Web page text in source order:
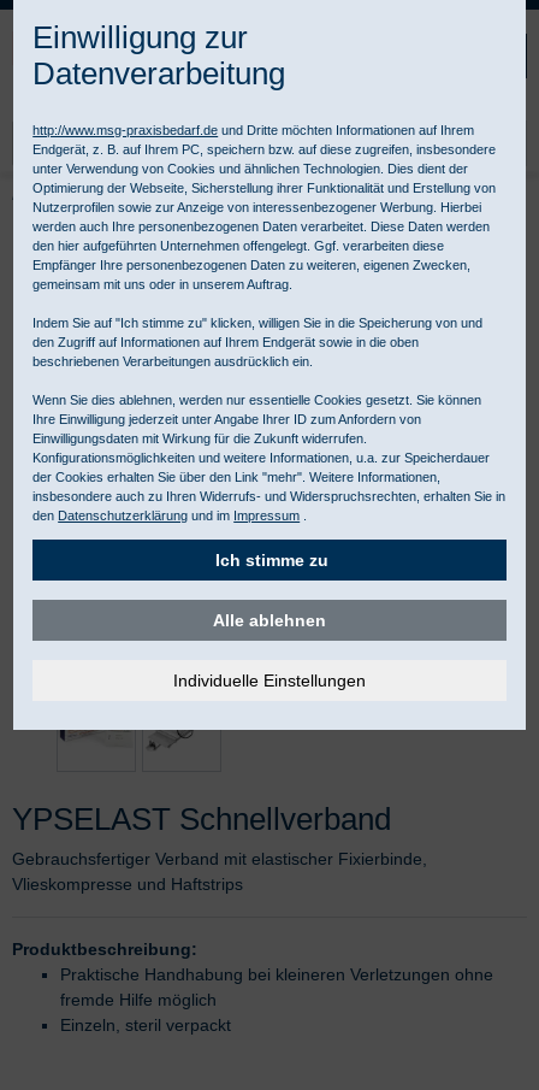
Praxisbedarf Shop Betriebsmedizin
Erste Hilfe im Betrieb
Erste Hilfe Grundausstattung
YPSELAST Schnellverband
YPSELAST Schnellverband
Gebrauchsfertiger Verband mit elastischer Fixierbinde,
Vlieskompresse und Haftstrips
Produktbeschreibung:
Praktische Handhabung bei kleineren Verletzungen ohne
fremde Hilfe möglich
Einzeln, steril verpackt
Einwilligung zur
Datenverarbeitung
http://www.msg-praxisbedarf.de und Dritte möchten Informationen auf Ihrem
Endgerät, z. B. auf Ihrem PC, speichern bzw. auf diese zugreifen, insbesondere
unter Verwendung von Cookies und ähnlichen Technologien. Dies dient der
Optimierung der Webseite, Sicherstellung ihrer Funktionalität und Erstellung von
Nutzerprofilen sowie zur Anzeige von interessenbezogener Werbung. Hierbei
werden auch Ihre personenbezogenen Daten verarbeitet. Diese Daten werden
den hier aufgeführten Unternehmen offengelegt. Ggf. verarbeiten diese
Empfänger Ihre personenbezogenen Daten zu weiteren, eigenen Zwecken,
gemeinsam mit uns oder in unserem Auftrag.
Indem Sie auf "Ich stimme zu" klicken, willigen Sie in die Speicherung von und
den Zugriff auf Informationen auf Ihrem Endgerät sowie in die oben
beschriebenen Verarbeitungen ausdrücklich ein.
Wenn Sie dies ablehnen, werden nur essentielle Cookies gesetzt. Sie können
Ihre Einwilligung jederzeit unter Angabe Ihrer ID zum Anfordern von
Einwilligungsdaten mit Wirkung für die Zukunft widerrufen.
Konfigurationsmöglichkeiten und weitere Informationen, u.a. zur Speicherdauer
der Cookies erhalten Sie über den Link "mehr". Weitere Informationen,
insbesondere auch zu Ihren Widerrufs- und Widerspruchsrechten, erhalten Sie in
den Datenschutzerklärung und im Impressum
Ich stimme zu
Alle ablehnen